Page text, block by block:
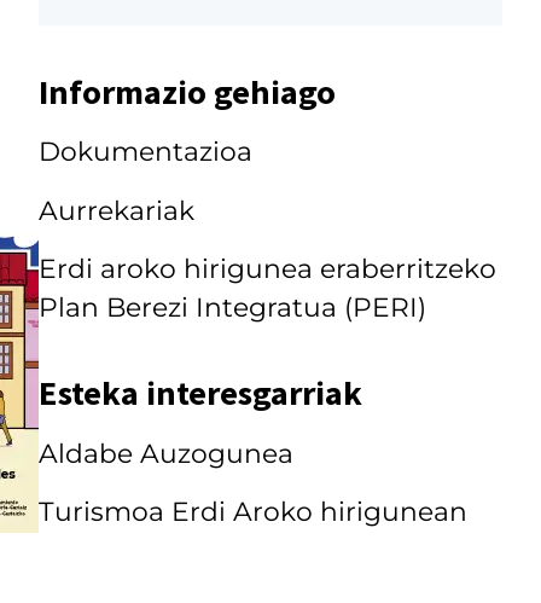
Informazio gehiago
Dokumentazioa
Aurrekariak
Erdi aroko hirigunea eraberritzeko
Plan Berezi Integratua (PERI)
Esteka interesgarriak
Aldabe Auzogunea
Turismoa Erdi Aroko hirigunean